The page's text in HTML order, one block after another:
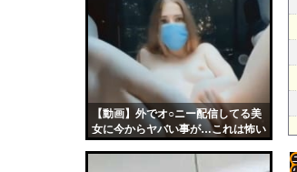
【動画】外でオ○ニー配信してる美
女に今からヤバい事が…これは怖い
更新
ツー
ル